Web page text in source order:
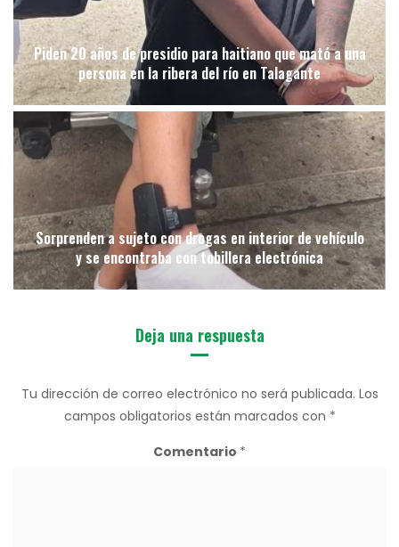
Piden 20 años de presidio para haitiano que mató a una
persona en la ribera del río en Talagante
Sorprenden a sujeto con drogas en interior de vehículo
y se encontraba con tobillera electrónica
Deja una respuesta
Tu dirección de correo electrónico no será publicada. Los
campos obligatorios están marcados con *
Comentario *